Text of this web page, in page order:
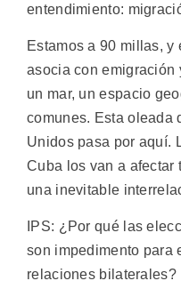
entendimiento:
Estamos a 90 millas,
asocia con emigración
un mar, un espacio
comunes. Esta oleada
Unidos pasa por aquí.
Cuba los van a afectar
una inevitable
IPS: ¿Por qué las
son impedimento para
relaciones bilaterales?